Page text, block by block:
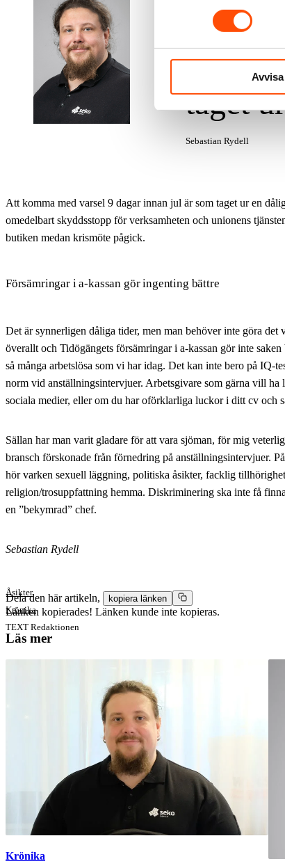
Avvisa
Att
dagar
taget
Sebastian Rydell
Att komma med varsel 9 dagar innan jul är som taget ur en
omedelbart skyddsstopp för verksamheten och unionens
butiken medan krismöte pågick.
Försämringar i a-kassan gör ingenting bättre
Det är synnerligen dåliga tider, men man behöver inte göra det
överallt och Tidögängets försämringar i a-kassan gör inte
så många arbetslösa som vi har idag. Det kan inte bero på IQ-
norm vid anställningsintervjuer. Arbetsgivare som gärna vill ha
sociala medier, eller om du har oförklarliga luckor i ditt cv och
Sällan har man varit gladare för att vara sjöman, för mig
bransch förskonade från förnedring på anställningsintervjuer.
hör varken sexuell läggning, politiska åsikter, facklig
religion/trosuppfattning hemma. Diskriminering ska inte få
en ”bekymrad” chef.
Sebastian Rydell
Åsikter
Krönika
TEXT Redaktionen
Dela den här artikeln, kopiera länken
Länken kopierades! Länken kunde inte kopieras.
Läs mer
Krönika